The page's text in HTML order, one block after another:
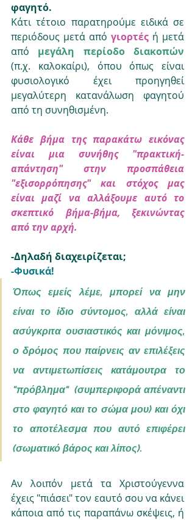
φαγητό.
Κάτι τέτοιο παρατηρούμε ειδικά σε
περιόδους μετά από γιορτές ή μετά
από μεγάλη περίοδο διακοπών
(π.χ. καλοκαίρι), όπου όπως είναι
φυσιολογικό έχει προηγηθεί
μεγαλύτερη κατανάλωση φαγητού
από τη συνηθισμένη.
Κάθε βήμα της παρακάτω εικόνας
είναι μια συνήθης "πρακτική-
απάντηση" στην προσπάθεια
"εξισορρόπησης" και στόχος μας
είναι μαζί να αλλάξουμε αυτό το
σκεπτικό βήμα-βήμα, ξεκινώντας
από την αρχή.
-Δηλαδή διαχειρίζεται;
-Φυσικά!
Όπως εμείς λέμε, μπορεί να μην
είναι το ίδιο σύντομος, αλλά είναι
ασύγκριτα ουσιαστικός και μόνιμος,
ο δρόμος που παίρνεις αν επιλέξεις
να αντιμετωπίσεις κατάμουτρα το
"πρόβλημα"  (συμπεριφορά απέναντι
στο φαγητό και το σώμα μου) και όχι
το αποτέλεσμα που αυτό επιφέρει
(σωματικό βάρος και λίπος).
Αν λοιπόν μετά τα Χριστούγεννα
έχεις "πιάσει" τον εαυτό σου να κάνει
κάποια από τις παραπάνω σκέψεις, ή